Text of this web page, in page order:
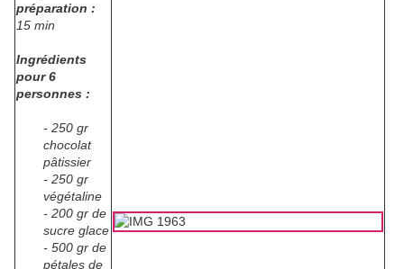
préparation :
15 min
Ingrédients
pour 6
personnes :
- 250 gr
chocolat
pâtissier
- 250 gr
végétaline
- 200 gr de
sucre glace
- 500 gr de
pétales de